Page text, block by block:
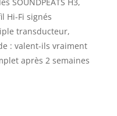
Hi-Fi signés
transducteur,
: valent-ils vraiment
après 2 semaines